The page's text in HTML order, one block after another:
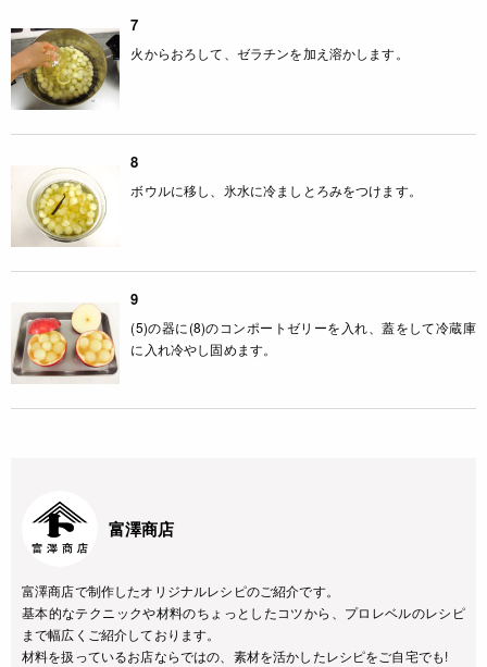
7
火からおろして、ゼラチンを加え溶かします。
8
ボウルに移し、氷水に冷ましとろみをつけます。
9
(5)の器に(8)のコンポートゼリーを入れ、蓋をして冷蔵庫
に入れ冷やし固めます。
富澤商店
富澤商店で制作したオリジナルレシピのご紹介です。
基本的なテクニックや材料のちょっとしたコツから、プロレベルのレシピ
まで幅広くご紹介しております。
材料を扱っているお店ならではの、素材を活かしたレシピをご自宅でも!